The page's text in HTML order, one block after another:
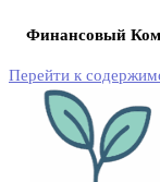
Финансовый
Перейти к